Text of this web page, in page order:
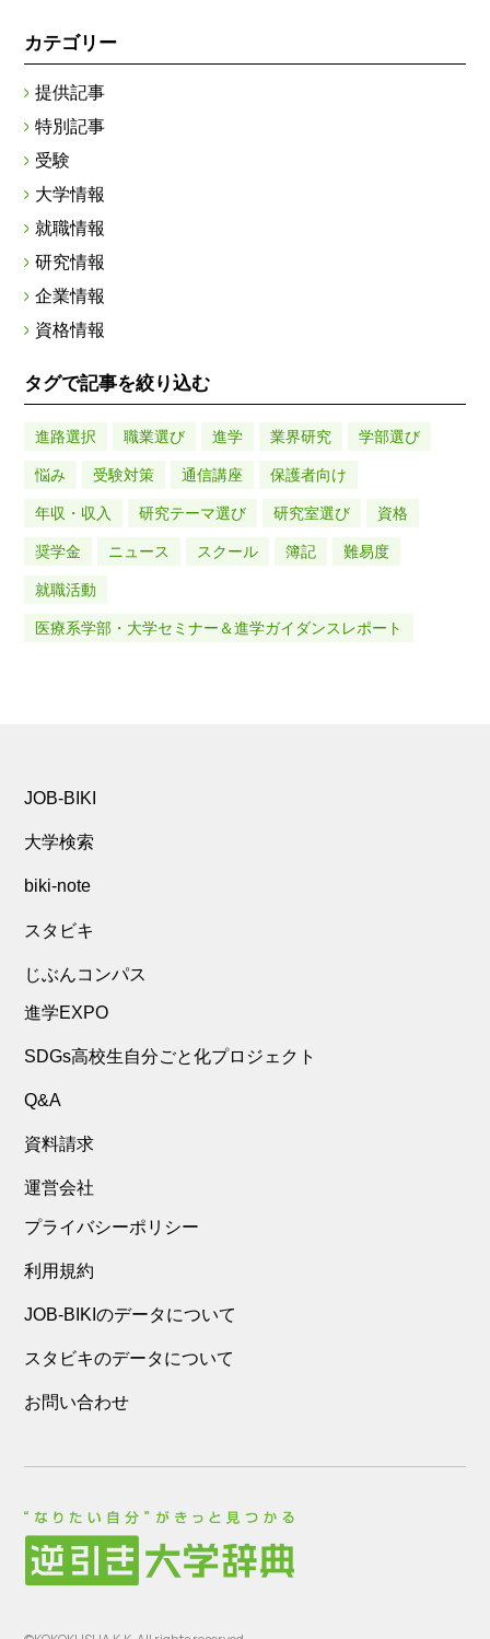
カテゴリー
提供記事
特別記事
受験
大学情報
就職情報
研究情報
企業情報
資格情報
タグで記事を絞り込む
進路選択 職業選び 進学 業界研究 学部選び
悩み 受験対策 通信講座 保護者向け
年収・収入 研究テーマ選び 研究室選び 資格
奨学金 ニュース スクール 簿記 難易度
就職活動
医療系学部・大学セミナー＆進学ガイダンスレポート
JOB-BIKI
大学検索
biki-note
スタビキ
じぶんコンパス
進学EXPO
SDGs高校生自分ごと化プロジェクト
Q&A
資料請求
運営会社
プライバシーポリシー
利用規約
JOB-BIKIのデータについて
スタビキのデータについて
お問い合わせ